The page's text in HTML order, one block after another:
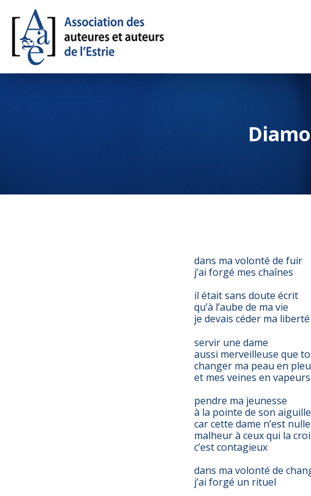
dans ma volonté de fuir
j’ai forgé mes chaînes
il était sans doute écrit
qu’à l’aube de ma vie
je devais céder ma liberté
servir une dame
aussi merveilleuse que
changer ma peau en
et mes veines en vapeurs
pendre ma jeunesse
à la pointe de son aiguille
car cette dame n’est
malheur à ceux qui la
c’est contagieux
dans ma volonté de
j’ai forgé un rituel